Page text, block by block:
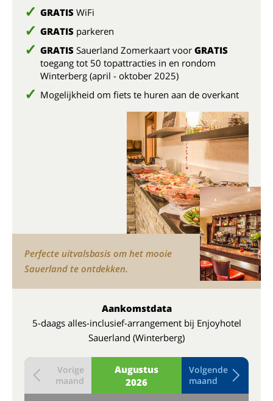
GRATIS WiFi
GRATIS parkeren
GRATIS Sauerland Zomerkaart voor GRATIS
toegang tot 50 topattracties in en rondom
Winterberg (april - oktober 2025)
Mogelijkheid om fiets te huren aan de overkant
Perfecte uitvalsbasis om het mooie
Sauerland te ontdekken.
Aankomstdata
5-daags alles-inclusief-arrangement bij Enjoyhotel
Sauerland (Winterberg)
Augustus
2026
Vorige
maand
Volgende
maand